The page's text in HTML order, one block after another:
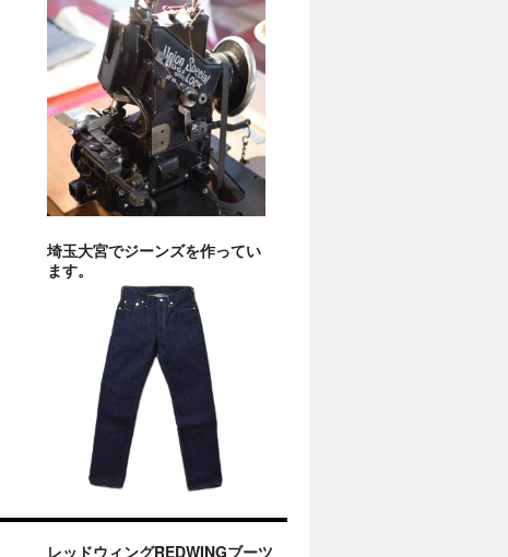
埼玉大宮でジーンズを作ってい
ます。
レッドウィングREDWINGブーツ